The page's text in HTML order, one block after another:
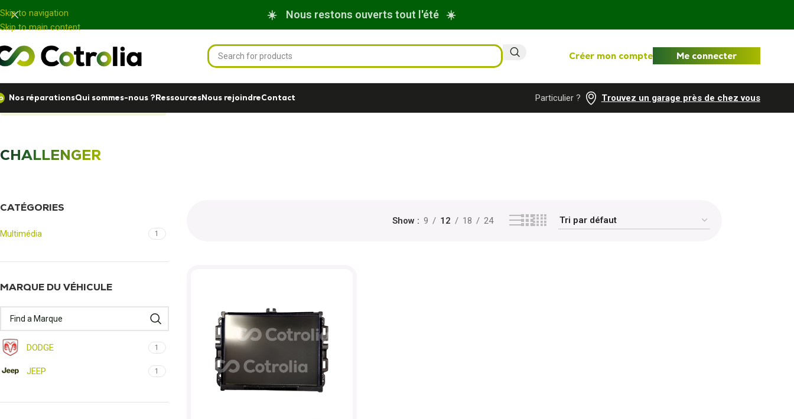
Panneau de gestion des cookies
Skip to navigation
Skip to main content
☀️ Nous restons ouverts tout l'été ☀️
Créer mon compte Me connecter
Nos réparationsQui sommes-nous ?RessourcesNous rejoindreContact Particulier ? Trouvez un garage près de chez vous
CHALLENGER
CATÉGORIES
Multimédia 1
MARQUE DU VÉHICULE
DODGE 1
JEEP 1
Show 9 12 18 24